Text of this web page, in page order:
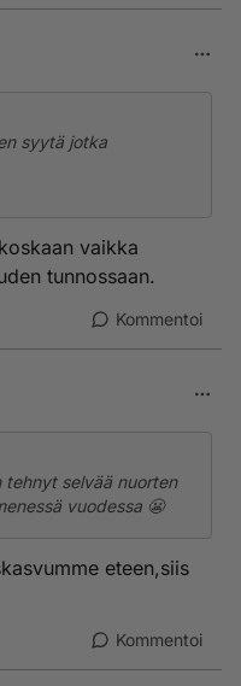
syytä jotka
työvoimapulaan"
paikat.
suuresta määrästä
ettei huutavaa
vaikka
tunnossaan.
Kommentoi
tehnyt selvää nuorten
vuodessa 😬
eteen,siis
Kommentoi